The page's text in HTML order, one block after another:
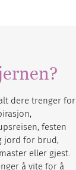
dere trenger for
festen
jord for brud,
eller gjest.
å vite for å